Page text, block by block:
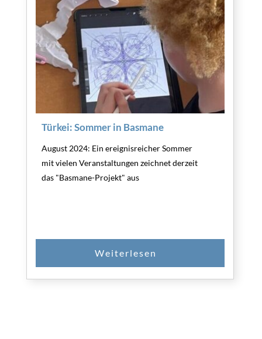
Türkei: Sommer in Basmane
August 2024: Ein ereignisreicher Sommer
mit vielen Veranstaltungen zeichnet derzeit
das "Basmane-Projekt" aus